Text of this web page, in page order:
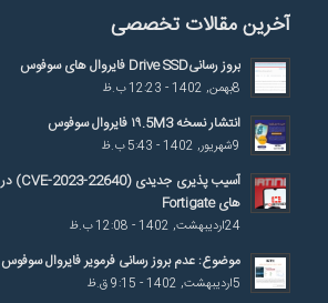
آخرین مقالات تخصصی
بروز رسانیDrive SSD فایروال های سوفوس
8بهمن, 1402 - 12:23 ب.ظ
انتشار نسخه ۱۹.5M3 فایروال سوفوس
9شهریور, 1402 - 5:43 ب.ظ
های Fortigate
24اردیبهشت, 1402 - 12:08 ب.ظ
موضوع: عدم بروز رسانی فرمویر فایروال سوفوس
5اردیبهشت, 1402 - 9:15 ق.ظ